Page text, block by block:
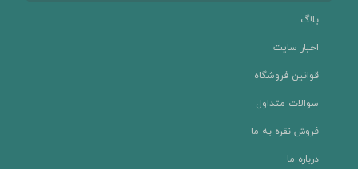
بلاگ
اخبار سایت
قوانین فروشگاه
سوالات متداول
فروش نقره به ما
درباره ما